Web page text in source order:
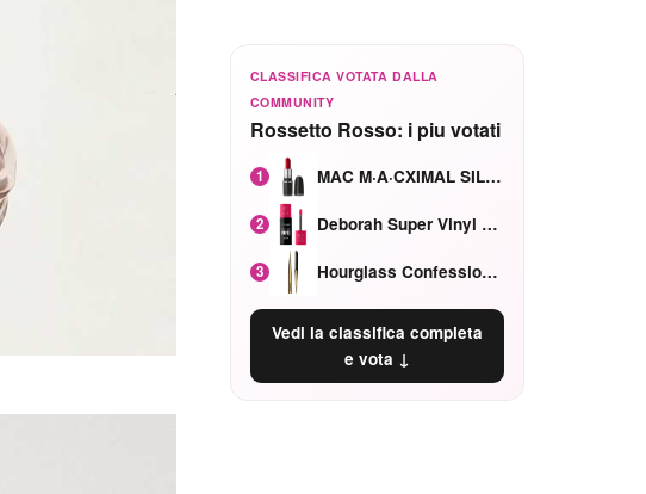
CLASSIFICA VOTATA DALLA
COMMUNITY
Rossetto Rosso: i piu votati
1 MAC M·A·CXIMAL SILKY MATTE Red Rock mat
2 Deborah Super Vinyl Shake Rosa Ciliegia
3 Hourglass Confession Ricaricabile Ultra Preciso Ad Alta Intensità Secretly Classic Red
Vedi la classifica completa
e vota ↓